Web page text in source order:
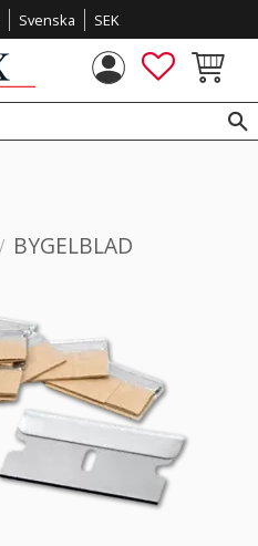
Svenska SEK
FAVORITER
BYGELBLAD